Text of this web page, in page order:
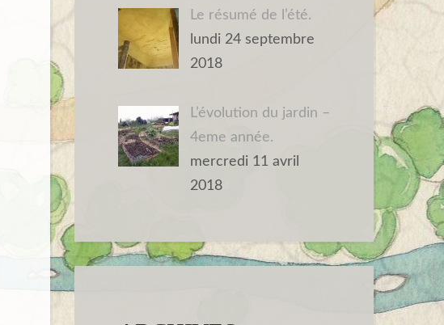
Le résumé de l’été.
lundi 24 septembre
2018
L’évolution du jardin –
4eme année.
mercredi 11 avril
2018